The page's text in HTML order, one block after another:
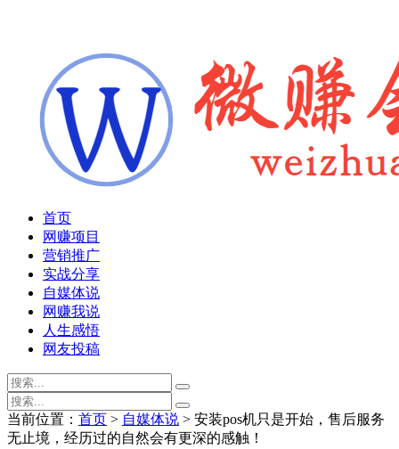
首页
网赚项目
营销推广
实战分享
自媒体说
网赚我说
人生感悟
网友投稿
当前位置： 首页 > 自媒体说 > 安装pos机只是开始，售后服务
无止境，经历过的自然会有更深的感触！